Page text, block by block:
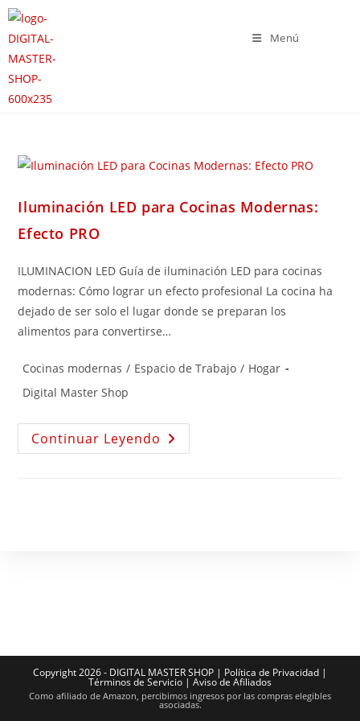
Menú
Iluminación LED para Cocinas Modernas:
Efecto PRO
ILUMINACION LED Guía de iluminación LED para cocinas
modernas: Cómo lograr un efecto profesional La cocina ha
dejado de ser solo el lugar donde se preparan los
alimentos para convertirse…
Cocinas modernas / Espacio de Trabajo / Hogar
Digital Master Shop
Continuar Leyendo
Copyright 2026 - DIGITAL MASTER SHOP | Política de Privacidad |
Términos de Servicio | Aviso de Afiliados
Como afiliado de Amazon, percibimos ingresos por las compras elegibles
asociadas.